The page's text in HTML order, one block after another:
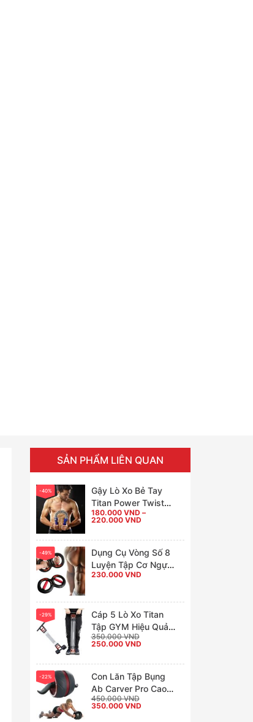
SẢN PHẨM LIÊN QUAN
-40%
Gậy Lò Xo Bẻ Tay
Titan Power Twister
Tập GYM Tại Nhà
180.000 VND –
220.000 VNDKhoảng
180.000 VND
đến
220.000 VND
-49%
Dụng Cụ Vòng Số 8
Luyện Tập Cơ Ngực,
Tay, Vai Tại Nhà Cực
230.000 VND
-29%
Cáp 5 Lò Xo Titan
Tập GYM Hiệu Quả
Tại Nhà
350.000VND
Giá
gốc
350.000 VND.
250.000 VNDGiá
là:
250.000 VND.
-22%
Con Lăn Tập Bụng
Ab Carver Pro Cao
Cấp
450.000VND
Giá
gốc
350.000 VNDGiá